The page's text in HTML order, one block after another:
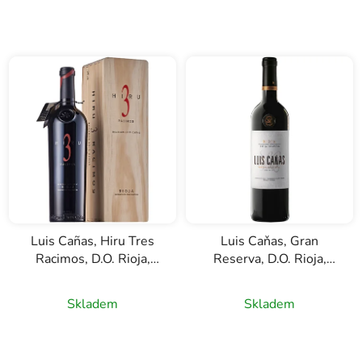
Luis Cañas, Hiru Tres
Racimos, D.O. Rioja,
Skladem
Luis Caňas, Gran
Reserva, D.O. Rioja,
Skladem